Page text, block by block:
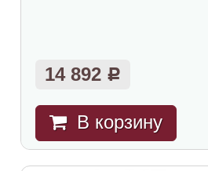
14 892 Р
В корзину